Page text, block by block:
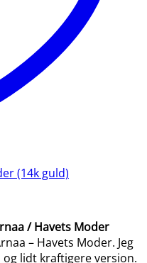
/ Havets Moder
– Havets Moder. Jeg
lidt kraftigere version.